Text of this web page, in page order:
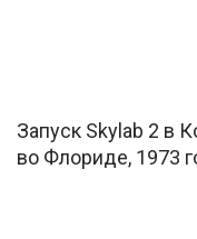
Запуск Skylab 2 в
во Флориде, 1973